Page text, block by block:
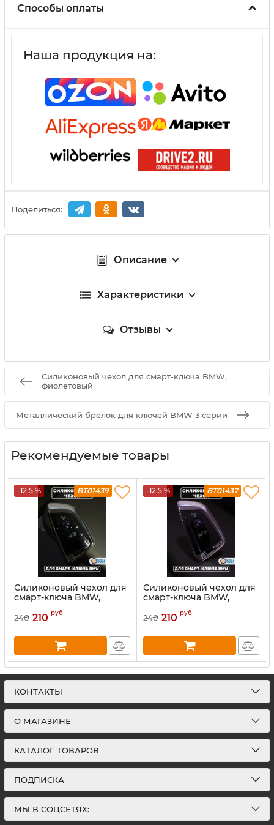
Способы оплаты
Наша продукция на:
Поделиться:
Описание
Характеристики
Отзывы
Силиконовый чехол для смарт-ключа BMW,
фиолетовый
Металлический брелок для ключей BMW 3 серии
Рекомендуемые товары
-12.5 % BT01439
Силиконовый чехол для
смарт-ключа BMW,
240 210 руб
-12.5 % BT01437
Силиконовый чехол для
смарт-ключа BMW,
фиолетовый
240 210 руб
КОНТАКТЫ
О МАГАЗИНЕ
КАТАЛОГ ТОВАРОВ
ПОДПИСКА
МЫ В СОЦСЕТЯХ: